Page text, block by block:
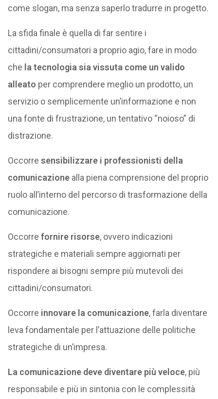
come slogan, ma senza saperlo tradurre in progetto.
La sfida finale è quella di far sentire i
cittadini/consumatori a proprio agio, fare in modo
che la tecnologia sia vissuta come un valido
alleato per comprendere meglio un prodotto, un
servizio o semplicemente un’informazione e non
una fonte di frustrazione, un tentativo “noioso” di
distrazione.
Occorre sensibilizzare i professionisti della
comunicazionealla piena comprensione del proprio
ruolo all’interno del percorso di trasformazione della
comunicazione.
Occorre fornire risorse, ovvero indicazioni
strategiche e materiali sempre aggiornati per
rispondere ai bisogni sempre più mutevoli dei
cittadini/consumatori.
Occorre innovare la comunicazione, farla diventare
leva fondamentale per l’attuazione delle politiche
strategiche di un’impresa.
La comunicazione deve diventare più veloce, più
responsabile e più in sintonia con le complessità